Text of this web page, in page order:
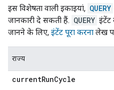
इस विशेषता वाली इकाइयां, QUERY
जानकारी दे सकती हैं. QUERY इंटेंट
जानने के लिए, इंटेंट पूरा करना लेख
राज्य
currentRunCycle